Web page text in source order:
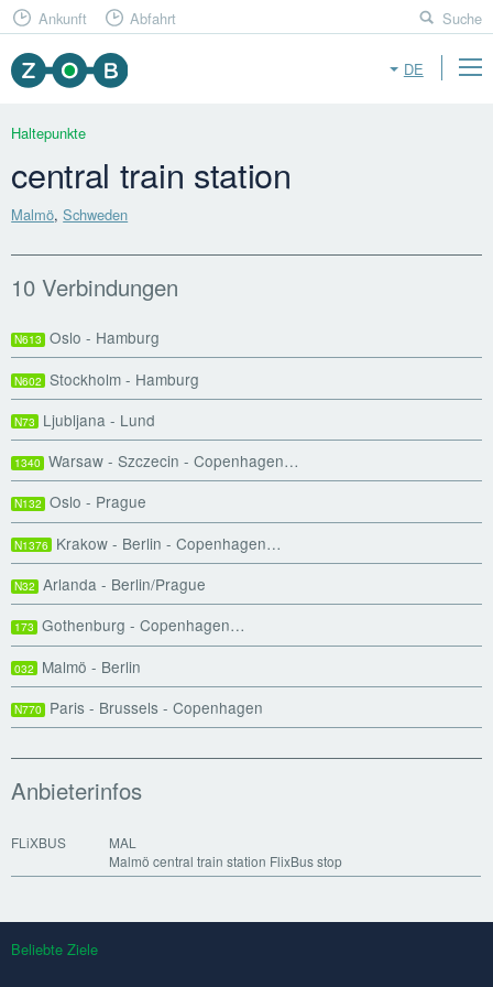
DE
Ankunft Abfahrt Suche
Haltepunkte
central train station
Malmö,Schweden
10 Verbindungen
N613 Oslo - Hamburg
N602 Stockholm - Hamburg
N73 Ljubljana - Lund
1340 Warsaw - Szczecin - Copenhagen…
N132 Oslo - Prague
N1376 Krakow - Berlin - Copenhagen…
N32 Arlanda - Berlin/Prague
173 Gothenburg - Copenhagen…
032 Malmö - Berlin
N770 Paris - Brussels - Copenhagen
Anbieterinfos
FLiXBUS
MAL
Malmö central train station FlixBus stop
Beliebte Ziele